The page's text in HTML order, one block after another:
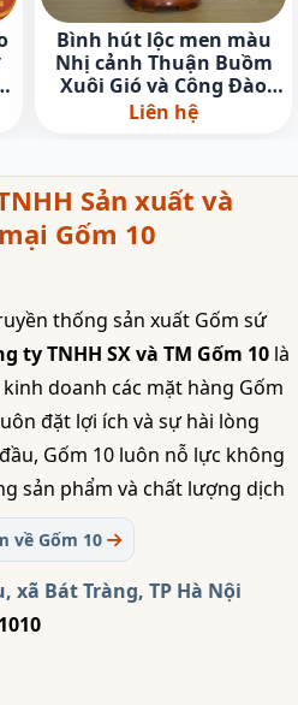
Bình hút lộc men màu
Nhị cảnh Thuận Buồm
Xuôi Gió và Công Đào
nền cam, cao 25cm
Liên hệ
Sản xuất và
Gốm 10
thống sản xuất Gốm sứ
ty TNHH SX và TM Gốm 10 là
doanh các mặt hàng Gốm
đặt lợi ích và sự hài lòng
Gốm 10 luôn nỗ lực không
sản phẩm và chất lượng dịch
về Gốm 10
xã Bát Tràng, TP Hà Nội